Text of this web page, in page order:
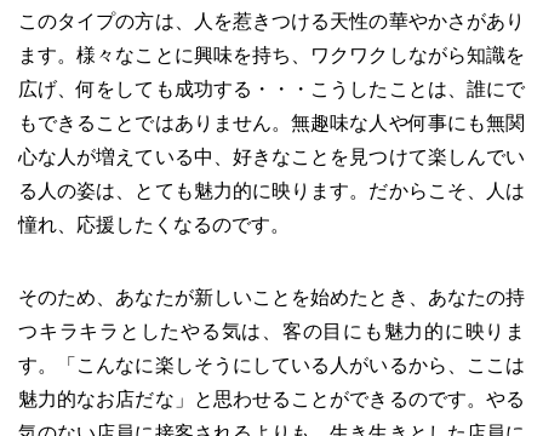
このタイプの方は、人を惹きつける天性の華やかさがあり
ます。様々なことに興味を持ち、ワクワクしながら知識を
広げ、何をしても成功する・・・こうしたことは、誰にで
もできることではありません。無趣味な人や何事にも無関
心な人が増えている中、好きなことを見つけて楽しんでい
る人の姿は、とても魅力的に映ります。だからこそ、人は
憧れ、応援したくなるのです。
そのため、あなたが新しいことを始めたとき、あなたの持
つキラキラとしたやる気は、客の目にも魅力的に映りま
す。「こんなに楽しそうにしている人がいるから、ここは
魅力的なお店だな」と思わせることができるのです。やる